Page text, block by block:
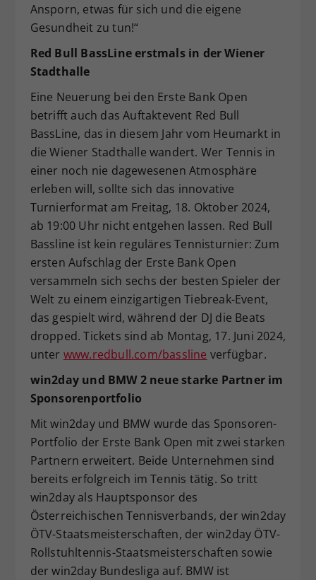
Ansporn, etwas für sich und die eigene
Gesundheit zu tun!“
Red Bull BassLine erstmals in der Wiener
Stadthalle
Eine Neuerung bei den Erste Bank Open
betrifft auch das Auftaktevent Red Bull
BassLine, das in diesem Jahr vom Heumarkt in
die Wiener Stadthalle wandert. Wer Tennis in
einer noch nie dagewesenen Atmosphäre
erleben will, sollte sich das innovative
Turnierformat am Freitag, 18. Oktober 2024,
ab 19:00 Uhr nicht entgehen lassen. Red Bull
Bassline ist kein reguläres Tennisturnier: Zum
ersten Aufschlag der Erste Bank Open
versammeln sich sechs der besten Spieler der
Welt zu einem einzigartigen Tiebreak-Event,
das gespielt wird, während der DJ die Beats
dropped. Tickets sind ab Montag, 17. Juni 2024,
unter www.redbull.com/bassline verfügbar.
win2day und BMW 2 neue starke Partner im
Sponsorenportfolio
Mit win2day und BMW wurde das Sponsoren-
Portfolio der Erste Bank Open mit zwei starken
Partnern erweitert. Beide Unternehmen sind
bereits erfolgreich im Tennis tätig. So tritt
win2day als Hauptsponsor des
Österreichischen Tennisverbands, der win2day
ÖTV-Staatsmeisterschaften, der win2day ÖTV-
Rollstuhltennis-Staatsmeisterschaften sowie
der win2day Bundesliga auf. BMW ist